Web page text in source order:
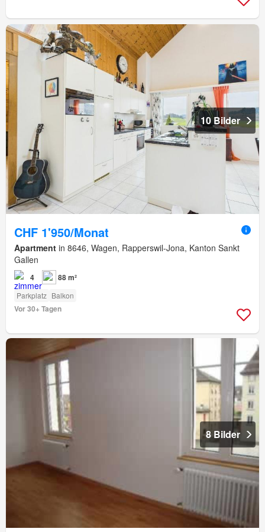
10 Bilder
CHF 1'950/Monat
Apartment in 8646, Wagen, Rapperswil-Jona, Kanton Sankt
Gallen
4 88 m²
Parkplatz Balkon
Vor 30+ Tagen
8 Bilder